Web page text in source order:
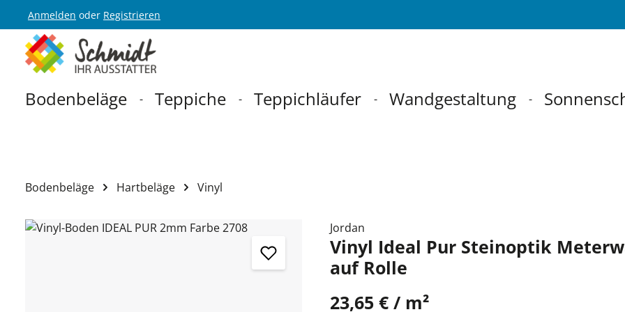
Hauptnavigation springen
Anmelden oder Registrieren
Bodenbeläge Teppiche Teppichläufer Wandgestaltung
Bodenbeläge Hartbeläge Vinyl
Bildergalerie überspringen Jordan
Vinyl Ideal Pur Steinoptik
auf Rolle
23,65 € / m²